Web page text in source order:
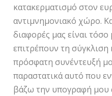
κατακερματισμό στον
αντιμνημονιακό χώρο.
διαφορές μας είναι
επιτρέπουν τη
πρόσφατη συνέντευξή
παραστατικά αυτό που
βάζω την υπογραφή